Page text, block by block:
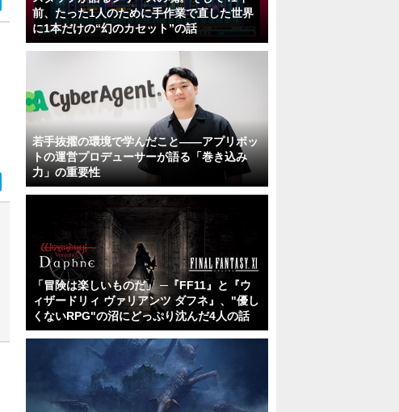
前、たった1人のために手作業で直した世界
に1本だけの“幻のカセット”の話
若手抜擢の環境で学んだこと――アプリボッ
トの運営プロデューサーが語る「巻き込み
力」の重要性
「冒険は楽しいものだ」 ─『FF11』と『ウ
ィザードリィ ヴァリアンツ ダフネ』、"優し
くないRPG"の沼にどっぷり沈んだ4人の話